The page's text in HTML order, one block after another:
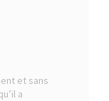
et sans
a